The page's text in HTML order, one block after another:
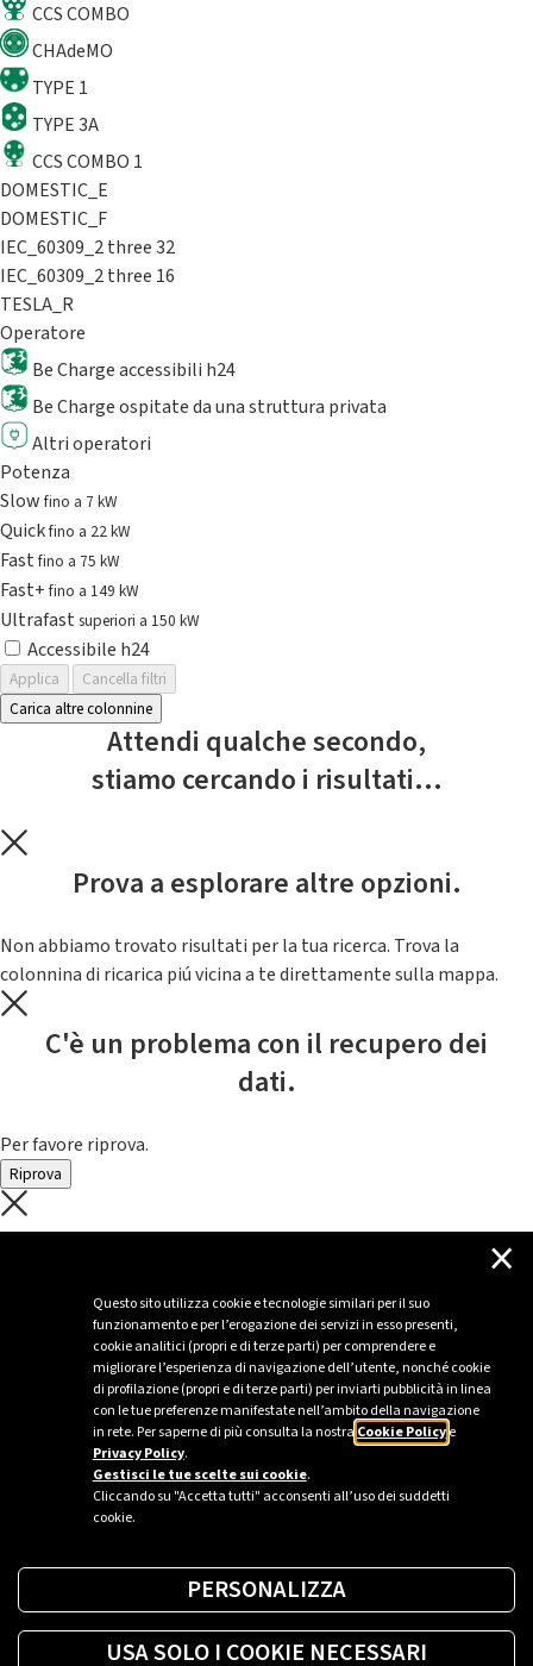
Questo sito utilizza cookie e tecnologie similari per il suo
funzionamento e per l’erogazione dei servizi in esso presenti,
cookie analitici (propri e di terze parti) per comprendere e
migliorare l’esperienza di navigazione dell’utente, nonché cookie
di profilazione (propri e di terze parti) per inviarti pubblicità in linea
con le tue preferenze manifestate nell’ambito della navigazione
in rete. Per saperne di più consulta la nostra Cookie Policye
Privacy Policy.
Gestisci le tue scelte sui cookie.
Cliccando su "Accetta tutti" acconsenti all’uso dei suddetti
cookie.
×
PERSONALIZZA
USA SOLO I COOKIE NECESSARI
CCS COMBO
CHAdeMO
TYPE 1
TYPE 3A
CCS COMBO 1
DOMESTIC_E
DOMESTIC_F
IEC_60309_2 three 32
IEC_60309_2 three 16
TESLA_R
Operatore
Be Charge accessibili h24
Be Charge ospitate da una struttura privata
Altri operatori
Potenza
Slowfino a 7 kW
Quickfino a 22 kW
Fastfino a 75 kW
Fast+fino a 149 kW
Ultrafast superiori a 150 kW
Accessibile h24
Applica
Cancella filtri
Carica altre colonnine
Attendi qualche secondo,
stiamo cercando i risultati...
Prova a esplorare altre opzioni.
Non abbiamo trovato risultati per la tua ricerca. Trova la
colonnina di ricarica piú vicina a te direttamente sulla mappa.
C'è un problema con il recupero dei
dati.
Per favore riprova.
Riprova
C'è un problema con il recupero dei
Per favore riprova piú tardi
Sei un’azienda o una PA?
Trova la soluzione più giusta per te.
Richiedi una colonnina